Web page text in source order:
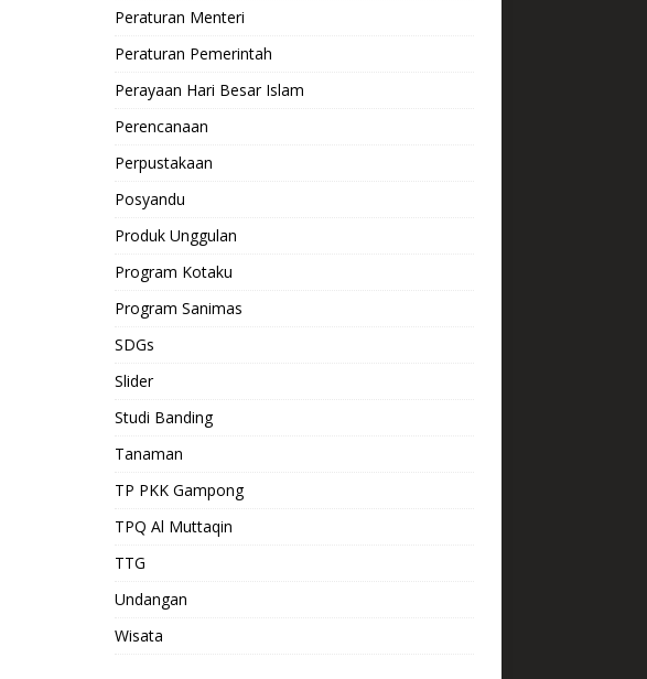
Peraturan Menteri
Peraturan Pemerintah
Perayaan Hari Besar Islam
Perencanaan
Perpustakaan
Posyandu
Produk Unggulan
Program Kotaku
Program Sanimas
SDGs
Slider
Studi Banding
Tanaman
TP PKK Gampong
TPQ Al Muttaqin
TTG
Undangan
Wisata